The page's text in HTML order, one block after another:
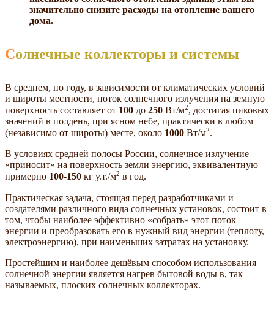
значительно снизите расходы на отопление вашего
дома.
Солнечные коллекторы и системы
В среднем, по году, в зависимости от климатических условий
и широты местности, поток солнечного излучения на земную
поверхность составляет от 100 до 250 Вт/м2, достигая пиковых
значений в полдень, при ясном небе, практически в любом
(независимо от широты) месте, около 1000 Вт/м2.
В условиях средней полосы России, солнечное излучение
«приносит» на поверхность земли энергию, эквивалентную
примерно 100-150 кг у.т./м2 в год.
Практическая задача, стоящая перед разработчиками и
создателями различного вида солнечных установок, состоит в
том, чтобы наиболее эффективно «собрать» этот поток
энергии и преобразовать его в нужный вид энергии (теплоту,
электроэнергию), при наименьших затратах на установку.
Простейшим и наиболее дешёвым способом использования
солнечной энергии является нагрев бытовой воды в, так
называемых, плоских солнечных коллекторах.